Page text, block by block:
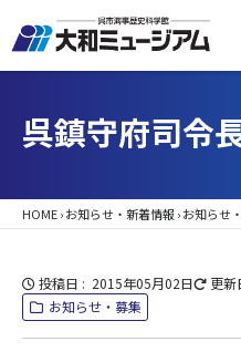
呉鎮守府司令
HOME›お知らせ・新着情報 ›お知らせ
投稿日 2015年05月02日 更新
お知らせ・募集